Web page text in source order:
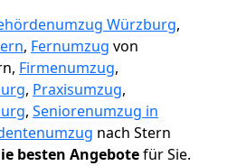
Würzburg,
, Fernumzug von
Firmenumzug,
, Praxisumzug,
, Seniorenumzug in
nach Stern
besten Angebotefür Sie.